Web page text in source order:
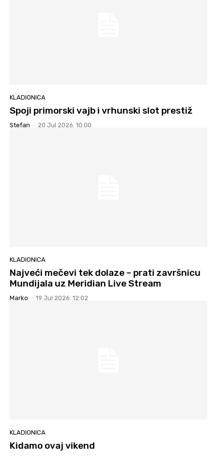
KLADIONICA
Spoji primorski vajb i vrhunski slot prestiž
Stefan - 20 Jul 2026. 10:00
KLADIONICA
Najveći mečevi tek dolaze – prati završnicu
Mundijala uz Meridian Live Stream
Marko - 19 Jul 2026. 12:02
KLADIONICA
Kidamo ovaj vikend